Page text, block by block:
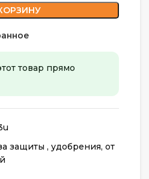
товар прямо
защиты , удобрения, от